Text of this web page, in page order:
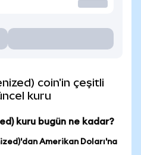
coin'in çeşitli
kuru
kuru bugün ne kadar?
Amerikan Doları'na